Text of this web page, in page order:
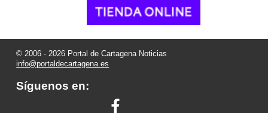
© 2006 - 2026 Portal de Cartagena Noticias
info@portaldecartagena.es
Síguenos en: